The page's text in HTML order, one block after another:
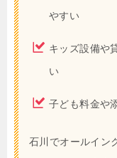
やすい
キッズ設備や
い
子ども料金や
石川でオールイン